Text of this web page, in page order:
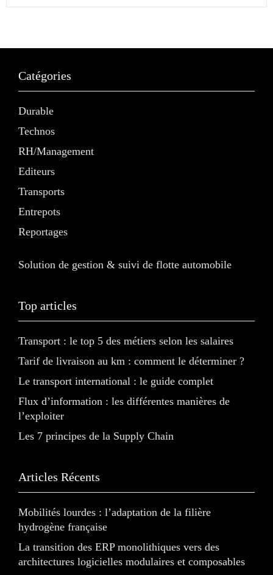
Catégories
Durable
Technos
RH/Management
Editeurs
Transports
Entrepots
Reportages
Solution de gestion & suivi de flotte automobile
Top articles
Transport : le top 5 des métiers selon les salaires
Tarif de livraison au km : comment le déterminer ?
Le transport international : le guide complet
Flux d’information : les différentes manières de
l’exploiter
Les 7 principes de la Supply Chain
Articles Récents
Mobilités lourdes : l’adaptation de la filière
hydrogène française
La transition des ERP monolithiques vers des
architectures logicielles modulaires et composables